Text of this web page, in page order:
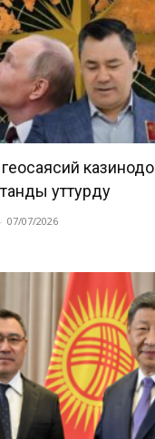
казинодо
уттурду
- 07/07/2026